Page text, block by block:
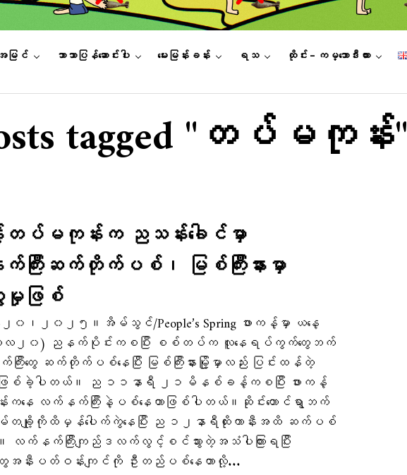
အမြင် ဘာသာပြန်ဆောင်းပါး မေးမြန်းခန်း ရသ ထိုင်း – ကမ္ဘောဒီးယား
tagged "တပ်မကုန်း"
တပ်မကုန်းက ညသန်း​ခေါင်မှာ
ြီးဆက်တိုက်ပစ်၊ မြစ်ကြီးနားမှာ
မှုဖြစ်
၀၊၂၀၂၅။အိမ်သွင်/People’s Spring ဖားကန့်မှာ ယ​နေ့
၂၀) ညနက်ပိုင်းကစပြီး စစ်တပ်က လူနေရပ်ကွက်တွေဘက်
းတွေ ဆက်တိုက်ပစ်နေပြီး မြစ်ကြီးနားမြို့မှာလည်း ပြင်းထန်တဲ့‌
ြစ်ခဲ့ပါတယ်။ ည ၁၁နာရီ ၂၁မိနစ်ခန့်ကစပြီး ဖားကန့်
နေ လက်နက်ကြီးနဲ့ပစ်နေတာဖြစ်ပါတယ်။ဆိုင်းတောင်ရွာဘက်
ချို့ကိုထိမှန်ပေါက်ကွဲနေပြီး ည ၁၂နာရီထိုးကာနီးအထိ ဆက်ပစ်
လက်နက်ကြီးကျည်ဒလက်လွင့်စင်သွားတဲ့အသံပါကြားရပြီး
ေအနီးပတ်ဝန်းကျင်ကို ဦးတည်ပစ်နေတာလို့...